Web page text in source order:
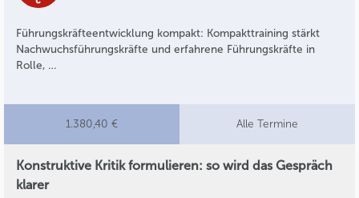
Führungskräfteentwicklung kompakt: Kompakttraining stärkt
Nachwuchsführungskräfte und erfahrene Führungskräfte in
Rolle, …
1.380,40 € Alle Termine
Konstruktive Kritik formulieren: so wird das Gespräch
klarer